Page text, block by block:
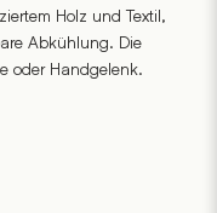
Holz und Textil,
Abkühlung. Die
oder Handgelenk.